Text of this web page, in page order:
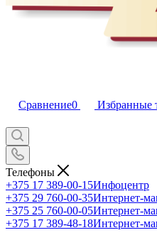
Сравнение0 Избранные
Телефоны
+375 17 389-00-15Инфоцентр
+375 29 760-00-35Интернет-
+375 25 760-00-05Интернет-
+375 17 389-48-18Интернет-